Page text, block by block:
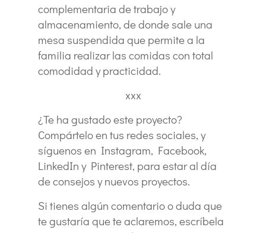
complementaria de trabajo y
almacenamiento, de donde sale una
mesa suspendida que permite a la
familia realizar las comidas con total
comodidad y practicidad.
xxx
¿Te ha gustado este proyecto?
Compártelo en tus redes sociales, y
síguenos en Instagram, Facebook,
LinkedIn y Pinterest, para estar al día
de consejos y nuevos proyectos.
Si tienes algún comentario o duda que
te gustaría que te aclaremos, escríbela